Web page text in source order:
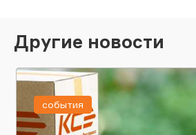
Другие новости
события